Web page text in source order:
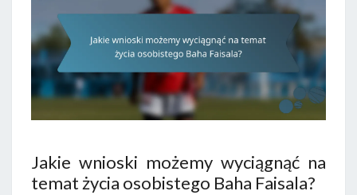
Jakie wnioski możemy wyciągnąć na
temat życia osobistego Baha Faisala?